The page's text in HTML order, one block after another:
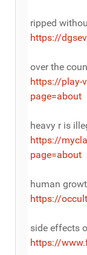
ripped
https://
over the
https://play-
page=about
heavy r is
https://
page=about
human
https://
side effects
https://